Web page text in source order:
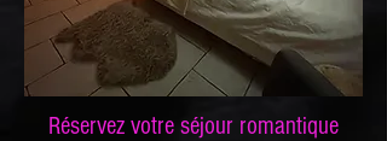
Réservez votre séjour romantique